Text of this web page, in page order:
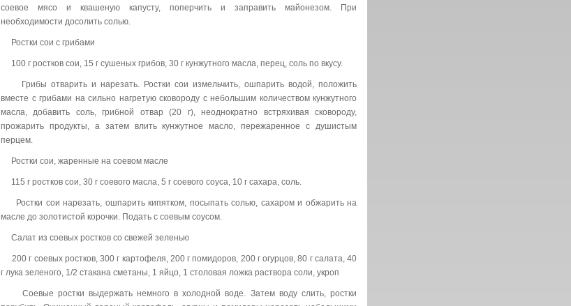
соевое мясо и квашеную капусту, поперчить и заправить майонезом. При
необходимости досолить солью.
Ростки сои с грибами
100 г ростков сои, 15 г сушеных грибов, 30 г кунжутного масла, перец, соль по вкусу.
Грибы отварить и нарезать. Ростки сои измельчить, ошпарить водой, положить
вместе с грибами на сильно нагретую сковороду с небольшим количеством кунжутного
масла, добавить соль, грибной отвар (20 г), неоднократно встряхивая сковороду,
прожарить продукты, а затем влить кунжутное масло, пережаренное с душистым
перцем.
Ростки сои, жаренные на соевом масле
115 г ростков сои, 30 г соевого масла, 5 г соевого соуса, 10 г сахара, соль.
Ростки сои нарезать, ошпарить кипятком, посыпать солью, сахаром и обжарить на
масле до золотистой корочки. Подать с соевым соусом.
Cалат из соевых ростков со свежей зеленью
200 г соевых ростков, 300 г картофеля, 200 г помидоров, 200 г огурцов, 80 г салата, 40
г лука зеленого, 1/2 стакана сметаны, 1 яйцо, 1 столовая ложка раствора соли, укроп
Соевые ростки выдержать немного в холодной воде. Затем воду слить, ростки